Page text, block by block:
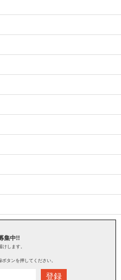
集中!!
します。
タンを押してください。
登録